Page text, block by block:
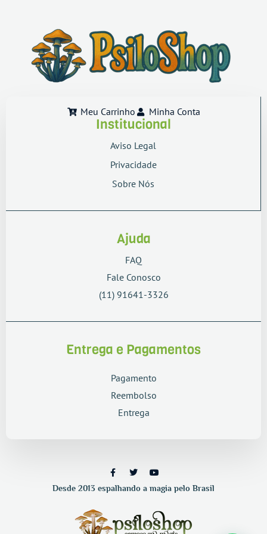
Meu Carrinho Minha Conta
Institucional
Aviso Legal
Privacidade
Sobre Nós
Ajuda
FAQ
Fale Conosco
(11) 91641-3326
Entrega e Pagamentos
Pagamento
Reembolso
Entrega
Desde 2013 espalhando a magia pelo Brasil